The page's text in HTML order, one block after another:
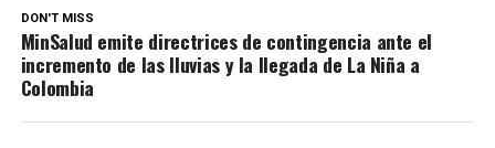
DON'T MISS
MinSalud emite directrices de contingencia ante el
incremento de las lluvias y la llegada de La Niña a
Colombia